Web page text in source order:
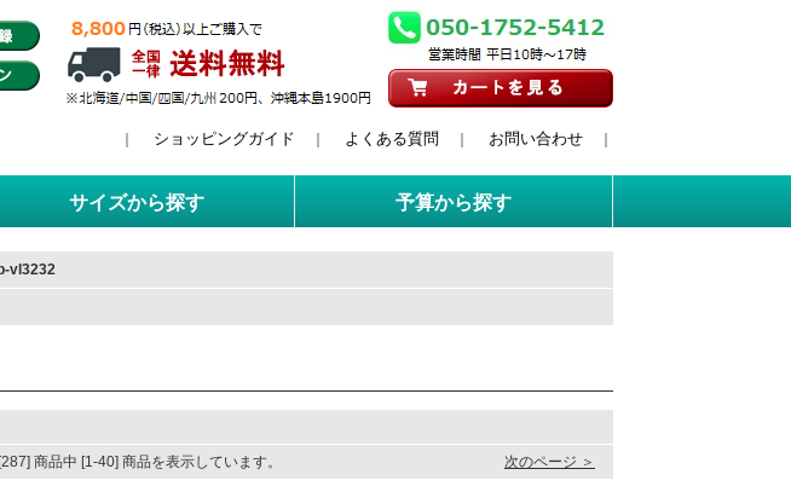
ショッピングガイド よくある質問 お問い合わせ
サイズから探す 予算から探す
vl3232
商品中 [1-40] 商品を表示しています。 次のページ ＞